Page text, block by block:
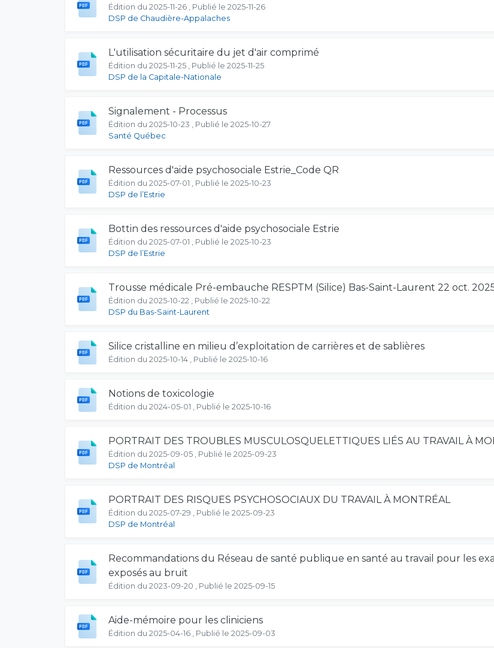
Édition du 2025-11-26 , Publié le 2025-11-26
DSP de Chaudière-Appalaches
L'utilisation sécuritaire du jet d'air comprimé
Édition du 2025-11-25 , Publié le 2025-11-25
DSP de la Capitale-Nationale
Signalement - Processus
Édition du 2025-10-23 , Publié le 2025-10-27
Santé Québec
Ressources d'aide psychosociale Estrie_Code QR
Édition du 2025-07-01 , Publié le 2025-10-23
DSP de l’Estrie
Bottin des ressources d'aide psychosociale Estrie
Édition du 2025-07-01 , Publié le 2025-10-23
DSP de l’Estrie
Trousse médicale Pré-embauche RESPTM (Silice) Bas-Saint-Laurent 22 oct.
Édition du 2025-10-22 , Publié le 2025-10-22
DSP du Bas-Saint-Laurent
Silice cristalline en milieu d’exploitation de carrières et de sablières
Édition du 2025-10-14 , Publié le 2025-10-16
Notions de toxicologie
Édition du 2024-05-01 , Publié le 2025-10-16
PORTRAIT DES TROUBLES MUSCULOSQUELETTIQUES LIÉS AU TRAVAIL À
Édition du 2025-09-05 , Publié le 2025-09-23
DSP de Montréal
PORTRAIT DES RISQUES PSYCHOSOCIAUX DU TRAVAIL À MONTRÉAL
Édition du 2025-07-29 , Publié le 2025-09-23
DSP de Montréal
Recommandations du Réseau de santé publique en santé au travail pour les
exposés au bruit
Édition du 2023-09-20 , Publié le 2025-09-15
Aide-mémoire pour les cliniciens
Édition du 2025-04-16 , Publié le 2025-09-03